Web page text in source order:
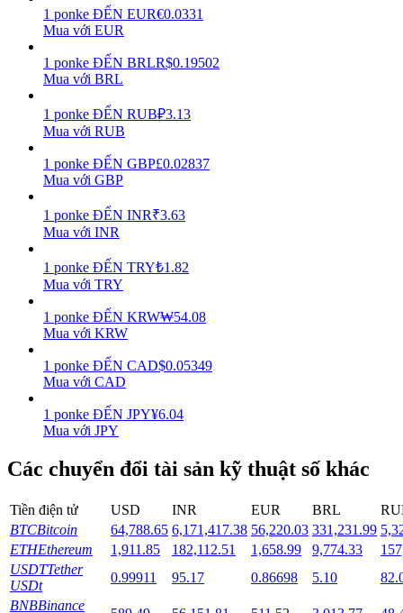
Power Piggy
Làm cho tài sản của bạn tăng giá trị đều đặn
Staking
Lợi nhuận cao và truy cập ngay lập tức
1 ponke ĐẾN EUR€0.0331
Mua với EUR
1 ponke ĐẾN BRLR$0.19502
Mua với BRL
1 ponke ĐẾN RUB₽3.13
Mua với RUB
1 ponke ĐẾN GBP£0.02837
Mua với GBP
1 ponke ĐẾN INR₹3.63
Mua với INR
1 ponke ĐẾN TRY₺1.82
Mua với TRY
1 ponke ĐẾN KRW₩54.08
Mua với KRW
1 ponke ĐẾN CAD$0.05349
Mua với CAD
1 ponke ĐẾN JPY¥6.04
Mua với JPY
Các chuyển đổi tài sản kỹ thuật số khác
Tiền điện tử USD INR EUR BRL
BTCBitcoin 64,788.65 6,171,417.38 56,220.03 331,231.99
ETHEthereum 1,911.85 182,112.51 1,658.99 9,774.33
USDTTether
USDt
0.99911 95.17 0.86698 5.10
BNBBinance